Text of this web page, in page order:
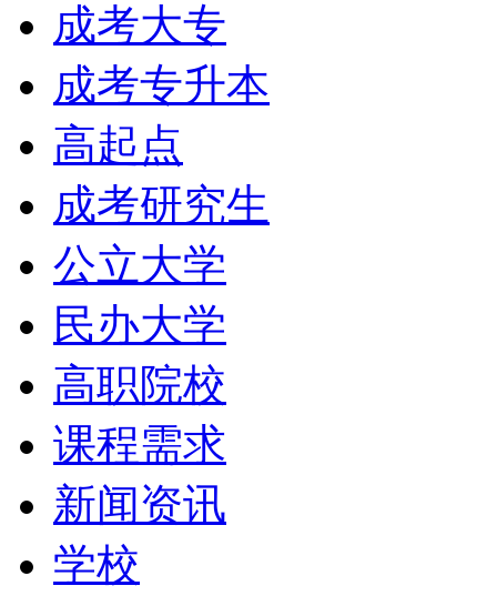
成考大专
成考专升本
高起点
成考研究生
公立大学
民办大学
高职院校
课程需求
新闻资讯
学校